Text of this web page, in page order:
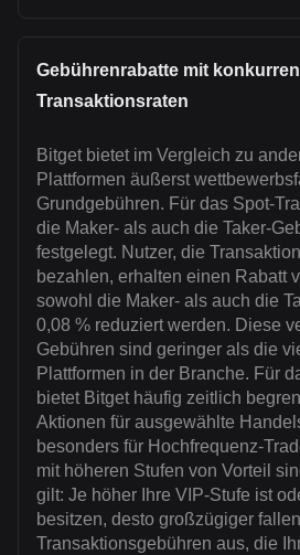
Gebührenrabatte mit
Transaktionsraten
Bitget bietet im Vergleich zu
Plattformen äußerst
Grundgebühren. Für das Spot-
die Maker- als auch die Taker-
festgelegt. Nutzer, die
bezahlen, erhalten einen Rabatt
sowohl die Maker- als auch die
0,08 % reduziert werden. Diese
Gebühren sind geringer als die
Plattformen in der Branche. Für
bietet Bitget häufig zeitlich
Aktionen für ausgewählte
besonders für Hochfrequenz-
mit höheren Stufen von Vorteil
gilt: Je höher Ihre VIP-Stufe ist
besitzen, desto großzügiger
Transaktionsgebühren aus, die